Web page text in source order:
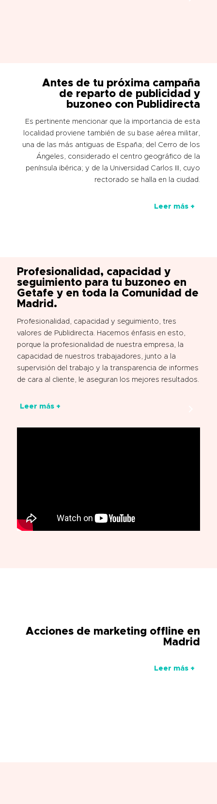
Antes de tu próxima campaña
de reparto de publicidad y
buzoneo con Publidirecta
Es pertinente mencionar que la importancia de esta
localidad proviene también de su base aérea militar,
una de las más antiguas de España; del Cerro de los
Ángeles, considerado el centro geográfico de la
península ibérica; y de la Universidad Carlos III, cuyo
rectorado se halla en la ciudad.
Leer más +
Profesionalidad, capacidad y
seguimiento para tu buzoneo en
Getafe y en toda la Comunidad de
Madrid.
Profesionalidad, capacidad y seguimiento, tres
valores de Publidirecta. Hacemos énfasis en esto,
porque la profesionalidad de nuestra empresa, la
capacidad de nuestros trabajadores, junto a la
supervisión del trabajo y la transparencia de informes
de cara al cliente, le aseguran los mejores resultados.
Leer más +
Acciones de marketing offline en
Madrid
Leer más +